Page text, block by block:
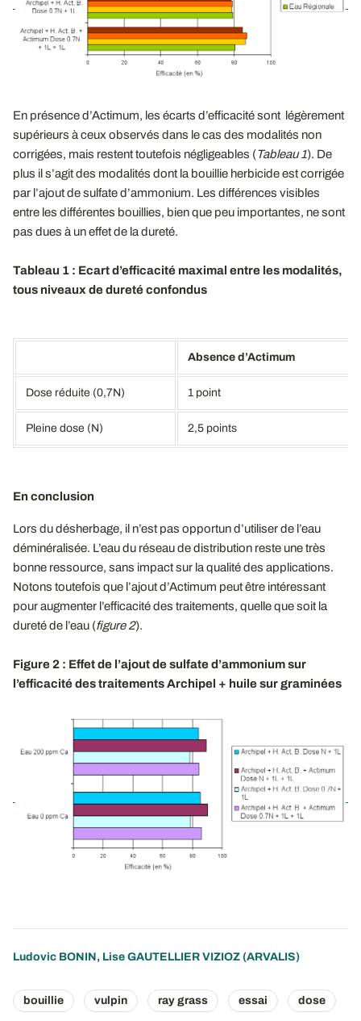
En présence d’Actimum, les écarts d’efficacité sont légèrement
supérieurs à ceux observés dans le cas des modalités non
corrigées, mais restent toutefois négligeables (Tableau 1). De
plus il s’agit des modalités dont la bouillie herbicide est corrigée
par l’ajout de sulfate d’ammonium. Les différences visibles
entre les différentes bouillies, bien que peu importantes, ne sont
pas dues à un effet de la dureté.
Tableau 1 : Ecart d’efficacité maximal entre les modalités,
tous niveaux de dureté confondus
Absence d’Actimum
Dose réduite (0,7N) 1 point
Pleine dose (N) 2,5 points
En conclusion
Lors du désherbage, il n’est pas opportun d’utiliser de l’eau
déminéralisée. L’eau du réseau de distribution reste une très
bonne ressource, sans impact sur la qualité des applications.
Notons toutefois que l’ajout d’Actimum peut être intéressant
pour augmenter l’efficacité des traitements, quelle que soit la
dureté de l’eau (figure 2).
Figure 2 : Effet de l’ajout de sulfate d’ammonium sur
l’efficacité des traitements Archipel + huile sur graminées
Ludovic BONIN, Lise GAUTELLIER VIZIOZ (ARVALIS)
bouillie vulpin ray grass essai dose